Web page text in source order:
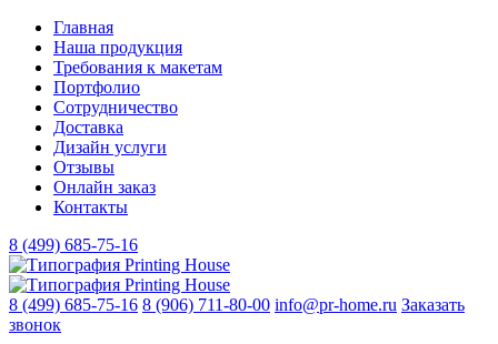
Главная
Наша продукция
Требования к макетам
Портфолио
Сотрудничество
Доставка
Дизайн услуги
Отзывы
Онлайн заказ
Контакты
8 (499) 685-75-16
8 (499) 685-75-16 8 (906) 711-80-00 info@pr-home.ru Заказать
звонок